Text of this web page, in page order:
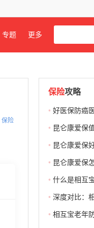
专题 更多
保险
保险攻略
• 好医保防癌医疗
• 昆仑康爱保
• 昆仑康爱保
• 昆仑康爱保怎
• 什么是相互宝老
• 深度对比：相互宝老
• 相互宝老年防